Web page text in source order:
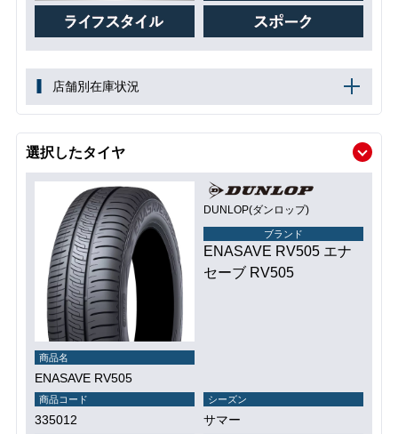
店舗別在庫状況
選択したタイヤ
DUNLOP(ダンロップ)
ブランド
ENASAVE RV505 エナ
セーブ RV505
商品名
ENASAVE RV505
商品コード
335012
シーズン
サマー